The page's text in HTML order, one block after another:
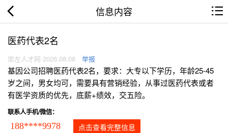
信息内容
医药代表2名
崇左人才网 2026.08.08 举报
基因公司招聘医药代表2名，要求：大专以下学历，年龄25-45
岁之间，男女均可，需要具有营销经验，从事过医药代表或者
有医学资质的优先，底薪+绩效，交五险。
联系人手机/微信：
188****9978 点击查看完整信息